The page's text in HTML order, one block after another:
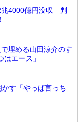
兆4000億円没収 判
埋める山田涼介のす
エース」
す「やっぱ言っち